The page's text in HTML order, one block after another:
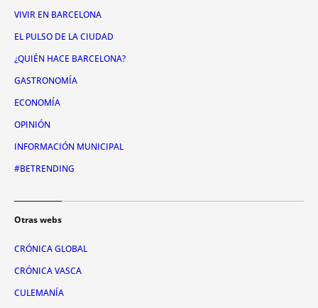
VIVIR EN BARCELONA
EL PULSO DE LA CIUDAD
¿QUIÉN HACE BARCELONA?
GASTRONOMÍA
ECONOMÍA
OPINIÓN
INFORMACIÓN MUNICIPAL
#BETRENDING
Otras webs
CRÓNICA GLOBAL
CRÓNICA VASCA
CULEMANÍA